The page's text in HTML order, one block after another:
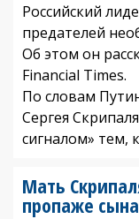
Российский
предателей
Об этом он
Financial Times.
По словам
Сергея
сигналом» тем,
Мать
пропаже сына